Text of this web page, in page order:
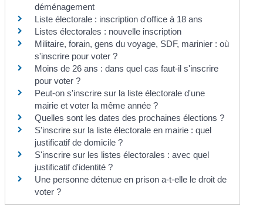
déménagement
Liste électorale : inscription d'office à 18 ans
Listes électorales : nouvelle inscription
Militaire, forain, gens du voyage, SDF, marinier : où
s'inscrire pour voter ?
Moins de 26 ans : dans quel cas faut-il s'inscrire
pour voter ?
Peut-on s'inscrire sur la liste électorale d'une
mairie et voter la même année ?
Quelles sont les dates des prochaines élections ?
S'inscrire sur la liste électorale en mairie : quel
justificatif de domicile ?
S'inscrire sur les listes électorales : avec quel
justificatif d'identité ?
Une personne détenue en prison a-t-elle le droit de
voter ?